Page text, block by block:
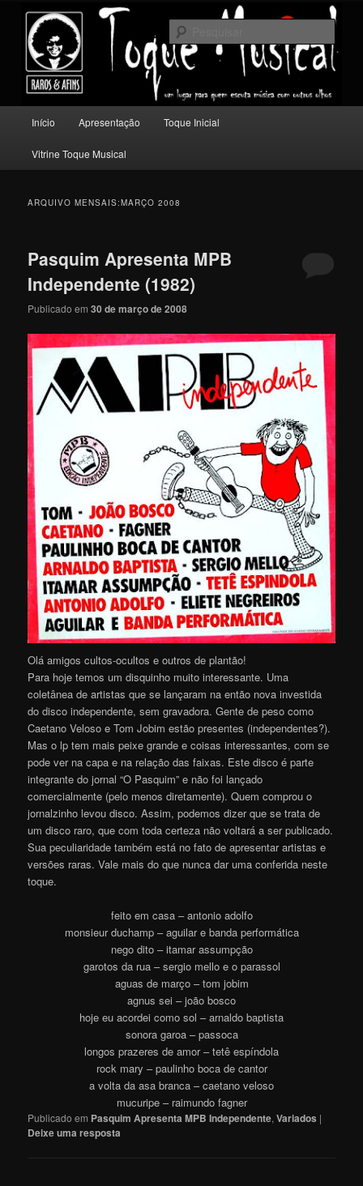
conteúdo
principal
conteúdo
secundário
Toque Musical
Um lugar para quem escuta música com outros olhos.
principal
Início Apresentação Toque Inicial
Vitrine Toque Musical
ARQUIVO MENSAIS:MARÇO 2008
Pasquim Apresenta MPB
Independente (1982)
Publicado em30 de março de 2008
Olá amigos cultos-ocultos e outros de plantão!
Para hoje temos um disquinho muito interessante. Uma
coletânea de artistas que se lançaram na então nova investida
do disco independente, sem gravadora. Gente de peso como
Caetano Veloso e Tom Jobim estão presentes (independentes?).
Mas o lp tem mais peixe grande e coisas interessantes, com se
pode ver na capa e na relação das faixas. Este disco é parte
integrante do jornal “O Pasquim” e não foi lançado
comercialmente (pelo menos diretamente). Quem comprou o
jornalzinho levou disco. Assim, podemos dizer que se trata de
um disco raro, que com toda certeza não voltará a ser publicado.
Sua peculiaridade também está no fato de apresentar artistas e
versões raras. Vale mais do que nunca dar uma conferida neste
toque.
feito em casa – antonio adolfo
monsieur duchamp – aguilar e banda performática
nego dito – itamar assumpção
garotos da rua – sergio mello e o parassol
aguas de março – tom jobim
agnus sei – joão bosco
hoje eu acordei como sol – arnaldo baptista
sonora garoa – passoca
longos prazeres de amor – tetê espíndola
rock mary – paulinho boca de cantor
a volta da asa branca – caetano veloso
mucuripe – raimundo fagner
Publicado em Pasquim Apresenta MPB Independente,Variados |
Deixe uma resposta